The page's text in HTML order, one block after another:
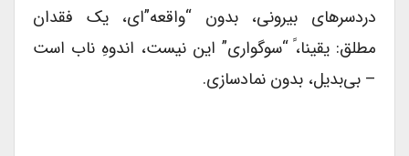
دردسرهای بیرونی، بدون “واقعه”‌ای، یک فقدان
مطلق: یقینا،ً “سوگواری” این نیست، اندوهِ ناب است
– بی‌بدیل، بدون نمادسازی.